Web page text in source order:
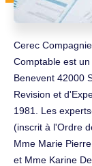
Cerec
Comptable est
Benevent 42000
Revision et
1981. Les
(inscrit à l'Ordre
Mme Marie
et Mme Karine